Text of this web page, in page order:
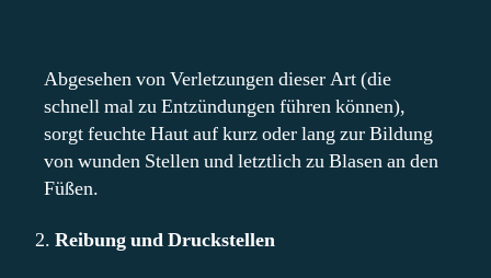
Abgesehen von Verletzungen dieser Art (die
schnell mal zu Entzündungen führen können),
sorgt feuchte Haut auf kurz oder lang zur Bildung
von wunden Stellen und letztlich zu Blasen an den
Füßen.
Reibung und Druckstellen